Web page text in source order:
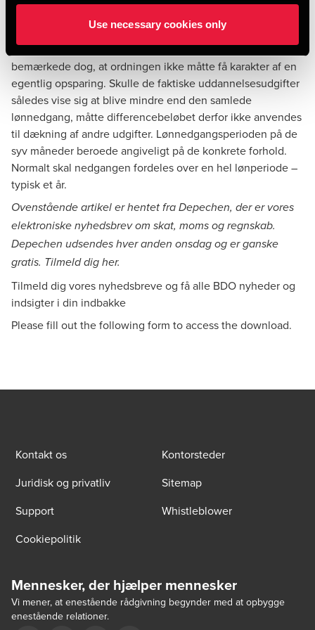
Use necessary cookies only
advokaten ikke skulle betale skat af den del af lønnen, som
arbejdsgiveren anvendte til betaling af uddannelsen. Rådet
bemærkede dog, at ordningen ikke måtte få karakter af en
egentlig opsparing. Skulle de faktiske uddannelsesudgifter
således vise sig at blive mindre end den samlede
lønnedgang, måtte differencebeløbet derfor ikke anvendes
til dækning af andre udgifter. Lønnedgangsperioden på de
syv måneder beroede angiveligt på de konkrete forhold.
Normalt skal nedgangen fordeles over en hel lønperiode –
typisk et år.
Ovenstående artikel er hentet fra Depechen, der er vores
elektroniske nyhedsbrev om skat, moms og regnskab.
Depechen udsendes hver anden onsdag og er ganske
gratis. Tilmeld dig her.
Tilmeld dig vores nyhedsbreve og få alle BDO nyheder og
indsigter i din indbakke
Please fill out the following form to access the download.
Kontakt os
Kontorsteder
Juridisk og privatliv
Sitemap
Support
Whistleblower
Cookiepolitik
Mennesker, der hjælper mennesker
Vi mener, at enestående rådgivning begynder med at opbygge
enestående relationer.